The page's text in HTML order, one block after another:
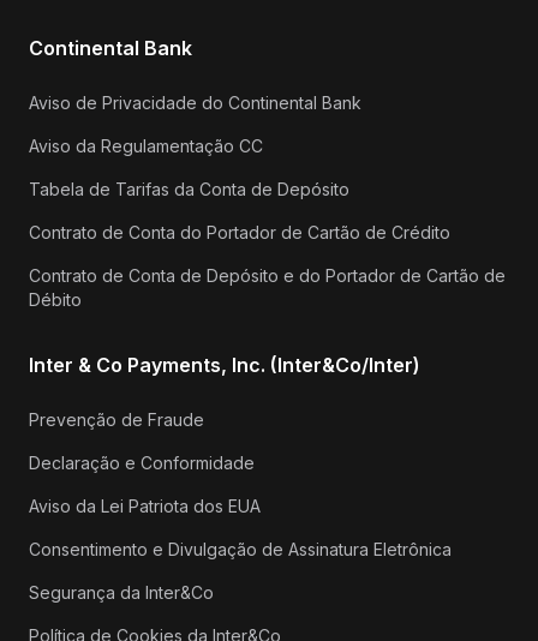
Continental Bank
Aviso de Privacidade do Continental Bank
Aviso da Regulamentação CC
Tabela de Tarifas da Conta de Depósito
Contrato de Conta do Portador de Cartão de Crédito
Contrato de Conta de Depósito e do Portador de Cartão de
Débito
Inter & Co Payments, Inc. (Inter&Co/Inter)
Prevenção de Fraude
Declaração e Conformidade
Aviso da Lei Patriota dos EUA
Consentimento e Divulgação de Assinatura Eletrônica
Segurança da Inter&Co
Política de Cookies da Inter&Co